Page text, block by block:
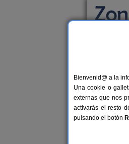
Bienvenid@ a la
Una cookie o
externas que nos
activarás el resto
pulsando el botón